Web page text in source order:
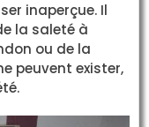
inaperçue. Il
la saleté à
ou de la
peuvent exister,